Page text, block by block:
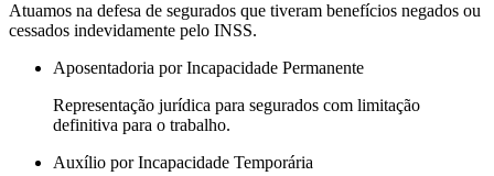
Atuamos na defesa de segurados que tiveram benefícios negados ou
cessados indevidamente pelo INSS.
Aposentadoria por Incapacidade Permanente
Representação jurídica para segurados com limitação
definitiva para o trabalho.
Auxílio por Incapacidade Temporária